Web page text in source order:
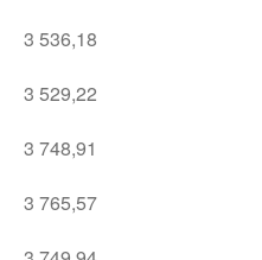
3 536,18
3 529,22
3 748,91
3 765,57